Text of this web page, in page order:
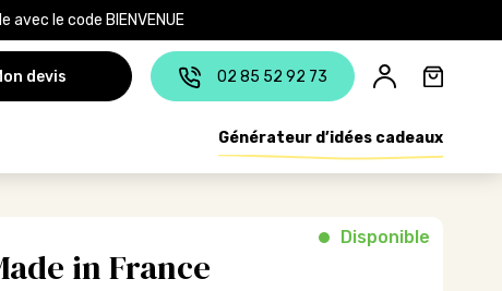
le code BIENVENUE
devis
02 85 52 92 73
Générateur d’idées cadeaux
in France
Disponible